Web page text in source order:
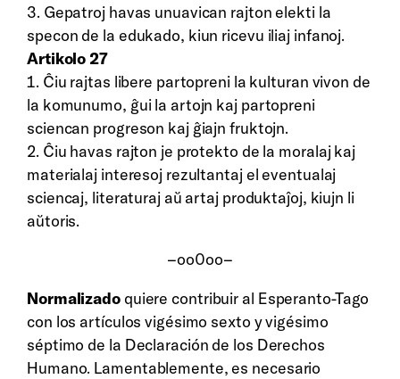
3. Gepatroj havas unuavican rajton elekti la
specon de la edukado, kiun ricevu iliaj infanoj.
Artikolo 27
1. Ĉiu rajtas libere partopreni la kulturan vivon de
la komunumo, ĝui la artojn kaj partopreni
sciencan progreson kaj ĝiajn fruktojn.
2. Ĉiu havas rajton je protekto de la moralaj kaj
materialaj interesoj rezultantaj el eventualaj
sciencaj, literaturaj aŭ artaj produktaĵoj, kiujn li
aŭtoris.
–oo0oo–
Normalizadoquiere contribuir al Esperanto-Tago
con los artículos vigésimo sexto y vigésimo
séptimo de la Declaración de los Derechos
Humano. Lamentablemente, es necesario